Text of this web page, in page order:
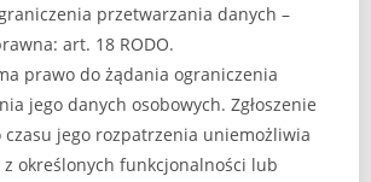
przetwarzania danych –
art. 18 RODO.
prawo do żądania ograniczenia
jego danych osobowych. Zgłoszenie
czasu jego rozpatrzenia uniemożliwia
z określonych funkcjonalności lub